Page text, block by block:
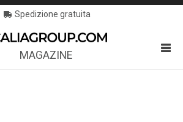
Spedizione gratuita
MAGAZINE